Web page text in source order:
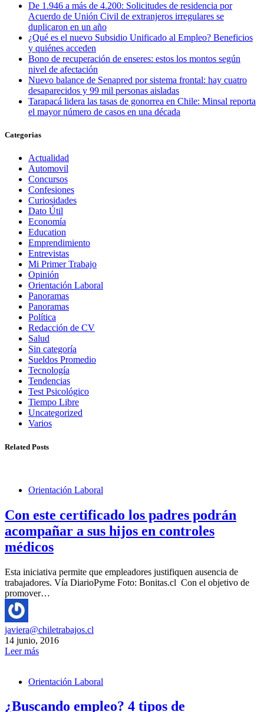
De 1.946 a más de 4.200: Solicitudes de residencia por
Acuerdo de Unión Civil de extranjeros irregulares se
duplicaron en un año
¿Qué es el nuevo Subsidio Unificado al Empleo? Beneficios
y quiénes acceden
Bono de recuperación de enseres: estos los montos según
nivel de afectación
Nuevo balance de Senapred por sistema frontal: hay cuatro
desaparecidos y 99 mil personas aisladas
Tarapacá lidera las tasas de gonorrea en Chile: Minsal reporta
el mayor número de casos en una década
Categorias
Actualidad
Automovil
Concursos
Confesiones
Curiosidades
Dato Útil
Economía
Education
Emprendimiento
Entrevistas
Mi Primer Trabajo
Opinión
Orientación Laboral
Panoramas
Panoramas
Política
Redacción de CV
Salud
Sin categoría
Sueldos Promedio
Tecnología
Tendencias
Test Psicológico
Tiempo Libre
Uncategorized
Varios
Related Posts
Orientación Laboral
Con este certificado los padres podrán
acompañar a sus hijos en controles
médicos
Esta iniciativa permite que empleadores justifiquen ausencia de
trabajadores. Vía DiarioPyme Foto: Bonitas.cl Con el objetivo de
promover…
javiera@chiletrabajos.cl
14 junio, 2016
Leer más
Orientación Laboral
¿Buscando empleo? 4 tipos de